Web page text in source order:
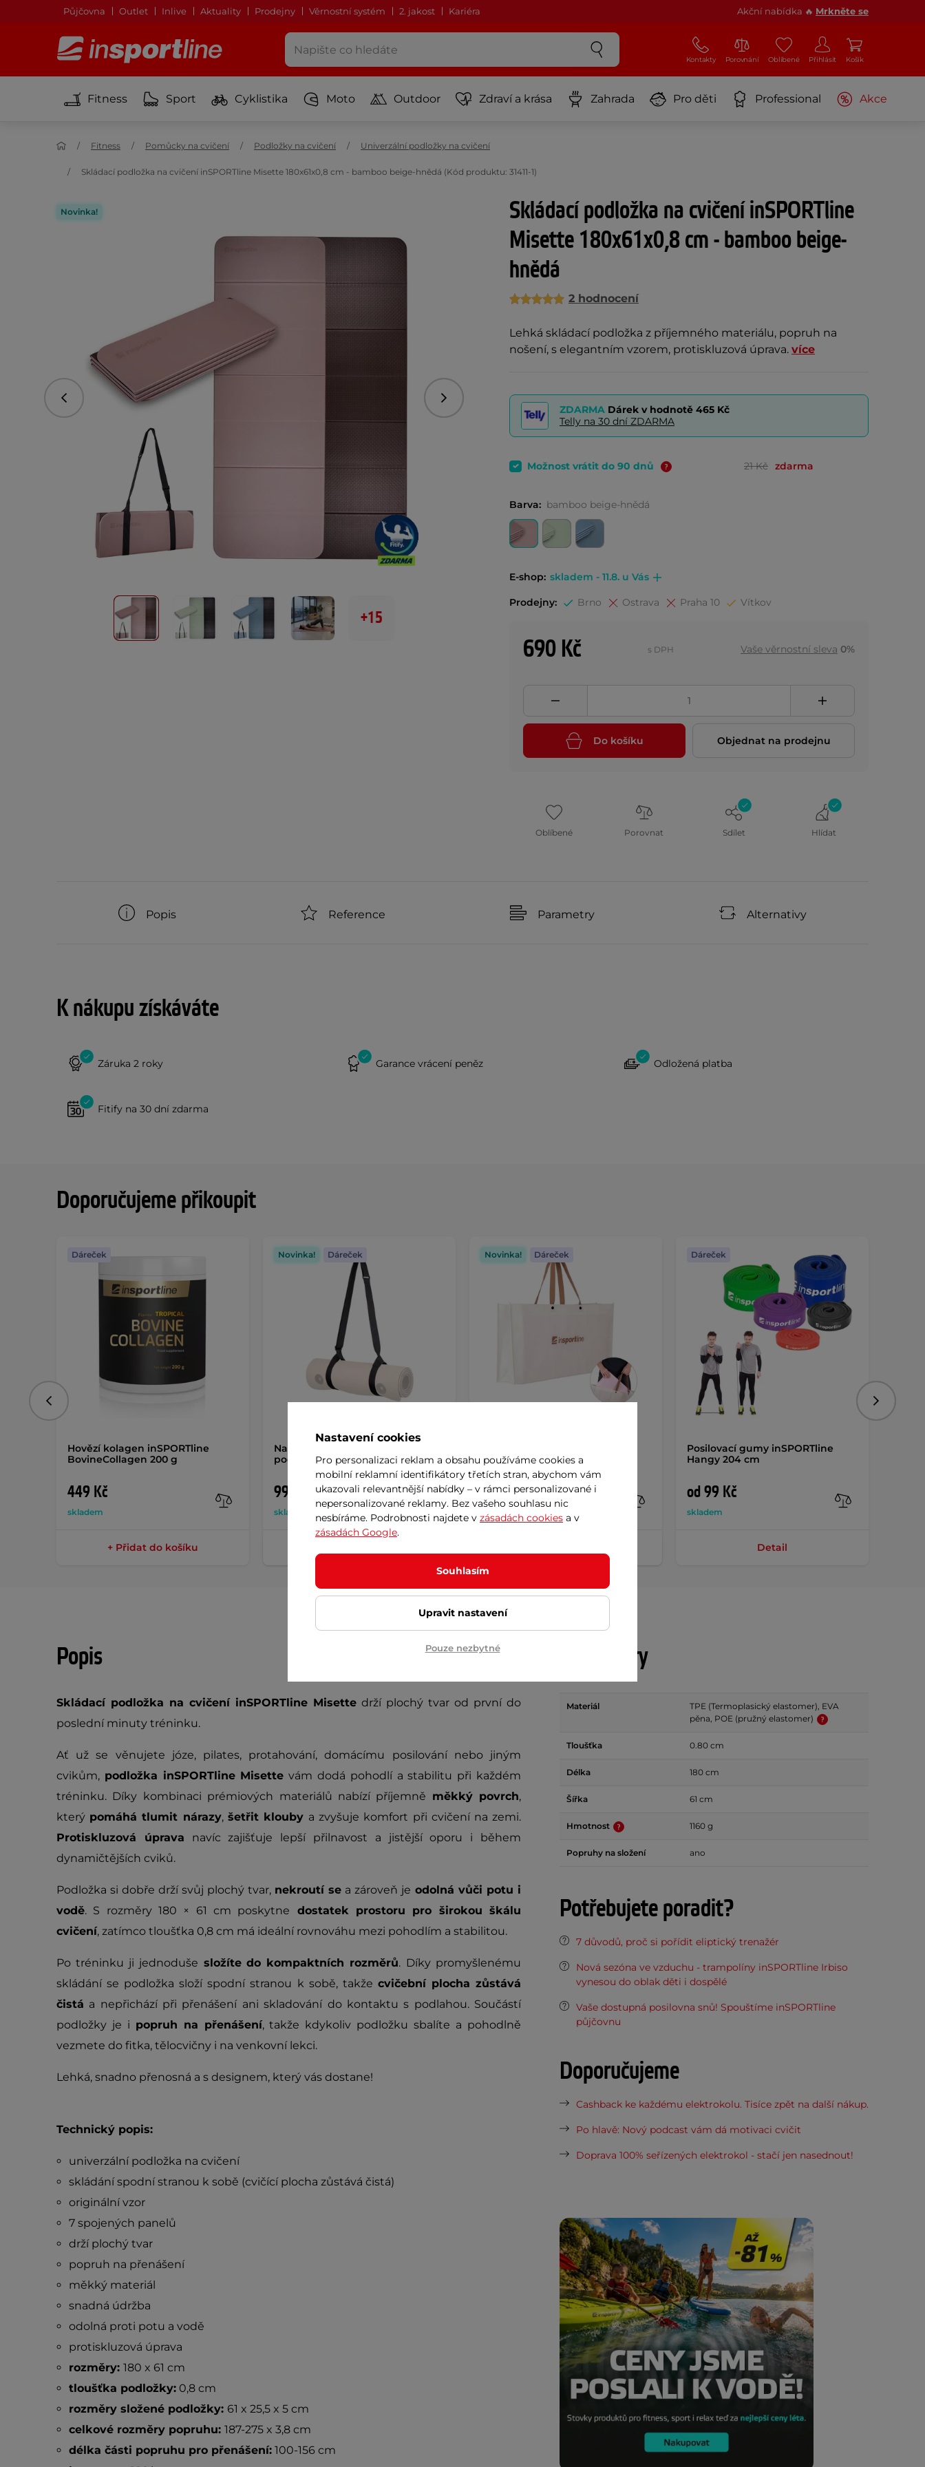
Půjčovna Outlet Inlive Aktuality Prodejny Věrnostní systém 2. jakost Kariéra Akční nabídka 🔥 Mrkněte se
Kontakty Porovnání Oblíbené Přihlásit Košík
Fitness Sport Cyklistika Moto Outdoor Zdraví a krása Zahrada Pro děti Professional Akce
Fitness Pomůcky na cvičení Podložky na cvičení Univerzální podložky na cvičení
Skládací podložka na cvičení inSPORTline Misette 180x61x0,8 cm - bamboo beige-hnědá (Kód produktu: 31411-1)
Skládací podložka na cvičení inSPORTline
Misette 180x61x0,8 cm - bamboo beige-
hnědá
2 hodnocení
Lehká skládací podložka z příjemného materiálu, popruh na
nošení, s elegantním vzorem, protiskluzová úprava. více
Novinka!
Předchozí Následující
+15
ZDARMA Dárek v hodnotě 465 Kč
Telly na 30 dní ZDARMA
Možnost vrátit do 90 dnů 21 Kč zdarma
Barva: bamboo beige-hnědá
E-shop: skladem - 11.8. u Vás
Prodejny: Brno Ostrava Praha 10 Vítkov
690 Kč s DPH Vaše věrnostní sleva 0%
Do košíku Objednat na prodejnu
Oblíbené Porovnat Sdílet Hlídat
Popis Reference Parametry Alternativy
K nákupu získáváte
Záruka 2 roky Garance vrácení peněz Odložená platba
Fitify na 30 dní zdarma
Doporučujeme přikoupit
Hovězí kolagen inSPORTline
BovineCollagen 200 g
449 Kč
skladem
Dáreček
+ Přidat do košíku
Nastavitelný popruh pro
podložky na cvičení inSPORTline
99 Kč
skladem
Novinka! Dáreček
inSPORTline
99 Kč
skladem
Novinka! Dáreček
Posilovací gumy inSPORTline
Hangy 204 cm
od 99 Kč
skladem
Dáreček
Detail
Předchozí
Popis
Skládací podložka na cvičení inSPORTline Misette drží plochý tvar od první do
poslední minuty tréninku.
Ať už se věnujete józe, pilates, protahování, domácímu posilování nebo jiným
cvikům, podložka inSPORTline Misette vám dodá pohodlí a stabilitu při každém
tréninku. Díky kombinaci prémiových materiálů nabízí příjemně měkký povrch,
který pomáhá tlumit nárazy, šetřit klouby a zvyšuje komfort při cvičení na zemi.
Protiskluzová úprava navíc zajišťuje lepší přilnavost a jistější oporu i během
dynamičtějších cviků.
Podložka si dobře drží svůj plochý tvar, nekroutí se a zároveň je odolná vůči potu i
vodě. S rozměry 180 × 61 cm poskytne dostatek prostoru pro širokou škálu
cvičení, zatímco tloušťka 0,8 cm má ideální rovnováhu mezi pohodlím a stabilitou.
Po tréninku ji jednoduše složíte do kompaktních rozměrů. Díky promyšlenému
skládání se podložka složí spodní stranou k sobě, takže cvičební plocha zůstává
čistá a nepřichází při přenášení ani skladování do kontaktu s podlahou. Součástí
podložky je i popruh na přenášení, takže kdykoliv podložku sbalíte a pohodlně
vezmete do fitka, tělocvičny i na venkovní lekci.
Lehká, snadno přenosná a s designem, který vás dostane!
Technický popis:
univerzální podložka na cvičení
skládání spodní stranou k sobě (cvičící plocha zůstává čistá)
originální vzor
7 spojených panelů
drží plochý tvar
popruh na přenášení
měkký materiál
snadná údržba
odolná proti potu a vodě
protiskluzová úprava
rozměry: 180 x 61 cm
tloušťka podložky:0,8 cm
rozměry složené podložky: 61 x 25,5 x 5 cm
celkové rozměry popruhu: 187-275 x 3,8 cm
délka části popruhu pro přenášení:100-156 cm
Parametry
Materiál
TPE (Termoplasický elastomer), EVA
pěna, POE (pružný elastomer)
Tloušťka 0.80 cm
Délka 180 cm
Šířka 61 cm
Hmotnost 1160 g
Popruhy na složení ano
Potřebujete poradit?
7 důvodů, proč si pořídit eliptický trenažér
Nová sezóna ve vzduchu - trampolíny inSPORTline Irbiso
vynesou do oblak děti i dospělé
Vaše dostupná posilovna snů! Spouštíme inSPORTline
půjčovnu
Doporučujeme
Cashback ke každému elektrokolu. Tisíce zpět na další nákup.
Po hlavě: Nový podcast vám dá motivaci cvičit
Doprava 100% seřízených elektrokol - stačí jen nasednout!
Nastavení cookies
Pro personalizaci reklam a obsahu používáme cookies a
mobilní reklamní identifikátory třetích stran, abychom vám
ukazovali relevantnější nabídky – v rámci personalizované i
nepersonalizované reklamy. Bez vašeho souhlasu nic
nesbíráme. Podrobnosti najdete v zásadách cookies a v
zásadách Google.
Souhlasím
Upravit nastavení
Pouze nezbytné